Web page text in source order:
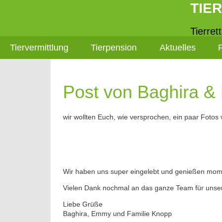
Tiervermittlung Tierpension Aktuelles
Post von Baghira &
wir wollten Euch, wie versprochen, ein paar
Wir haben uns super eingelebt und genießen
Vielen Dank nochmal an das ganze Team für
Liebe Grüße
Baghira, Emmy und Familie Knopp